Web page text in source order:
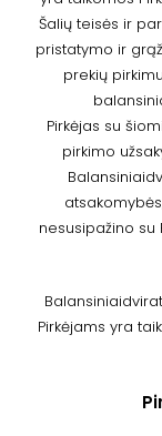
Šalių teisės ir
pristatymo ir
prekių
Pirkėjas su
pirkimo
nesusipažino su
Pirkėjams yra